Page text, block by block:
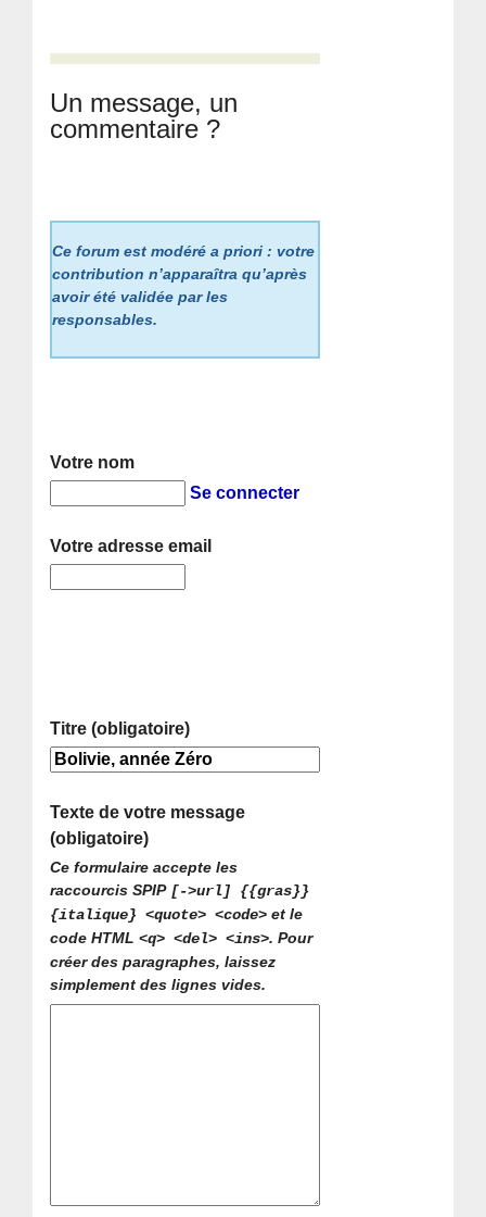
Un message, un
commentaire ?
Ce forum est modéré a priori : votre
contribution n’apparaîtra qu’après
avoir été validée par les
responsables.
Votre nom
Se connecter
Votre adresse email
Titre (obligatoire)
Texte de votre message
(obligatoire)
Ce formulaire accepte les
raccourcis SPIP [->url] {{gras}}
{italique} <quote> <code> et le
code HTML<q> <del> <ins>. Pour
créer des paragraphes, laissez
simplement des lignes vides.